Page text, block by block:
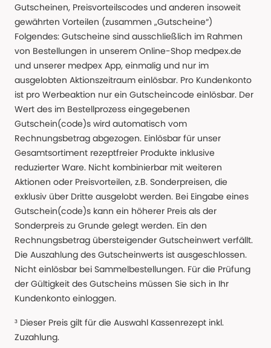
Gutscheinen, Preisvorteilscodes und anderen insoweit
gewährten Vorteilen (zusammen „Gutscheine“)
Folgendes: Gutscheine sind ausschließlich im Rahmen
von Bestellungen in unserem Online-Shop medpex.de
und unserer medpex App, einmalig und nur im
ausgelobten Aktionszeitraum einlösbar. Pro Kundenkonto
ist pro Werbeaktion nur ein Gutscheincode einlösbar. Der
Wert des im Bestellprozess eingegebenen
Gutschein(code)s wird automatisch vom
Rechnungsbetrag abgezogen. Einlösbar für unser
Gesamtsortiment rezeptfreier Produkte inklusive
reduzierter Ware. Nicht kombinierbar mit weiteren
Aktionen oder Preisvorteilen, z.B. Sonderpreisen, die
exklusiv über Dritte ausgelobt werden. Bei Eingabe eines
Gutschein(code)s kann ein höherer Preis als der
Sonderpreis zu Grunde gelegt werden. Ein den
Rechnungsbetrag übersteigender Gutscheinwert verfällt.
Die Auszahlung des Gutscheinwerts ist ausgeschlossen.
Nicht einlösbar bei Sammelbestellungen. Für die Prüfung
der Gültigkeit des Gutscheins müssen Sie sich in Ihr
Kundenkonto einloggen.
³ Dieser Preis gilt für die Auswahl Kassenrezept inkl.
Zuzahlung.